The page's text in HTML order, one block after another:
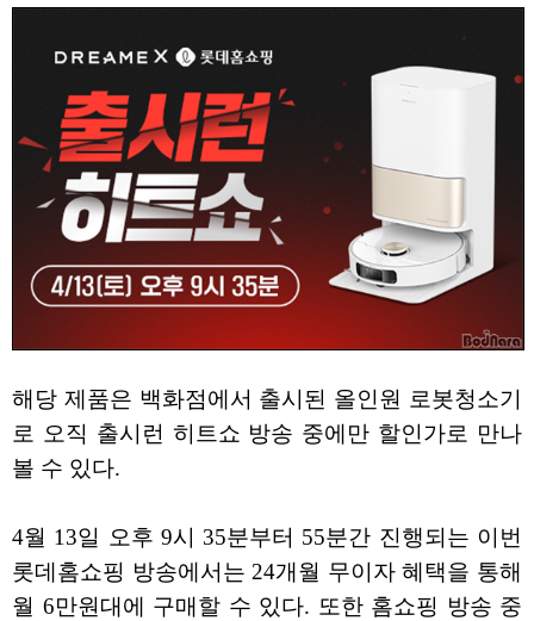
해당 제품은 백화점에서 출시된 올인원 로봇청소기
로 오직 출시런 히트쇼 방송 중에만 할인가로 만나
볼 수 있다.
4월 13일 오후 9시 35분부터 55분간 진행되는 이번
롯데홈쇼핑 방송에서는 24개월 무이자 혜택을 통해
월 6만원대에 구매할 수 있다. 또한 홈쇼핑 방송 중